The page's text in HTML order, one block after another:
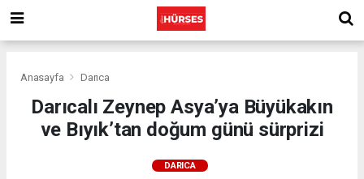
Anasayfa Darıca
Darıcalı Zeynep Asya’ya Büyükakın
ve Bıyık’tan doğum günü sürprizi
DARICA